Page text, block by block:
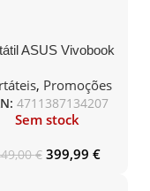
ASUS Vivobook
– AMD
5 7520U / 16GB
/ 512GB SSD /
15.6″ / S/SO
, Promoções
4711387134207
Sem stock
€ 399,99 €